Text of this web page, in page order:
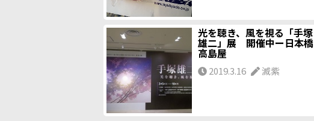
光を聴き、風を視る「手塚
雄二」展 開催中ー日本橋
高島屋
2019.3.16 滅紫